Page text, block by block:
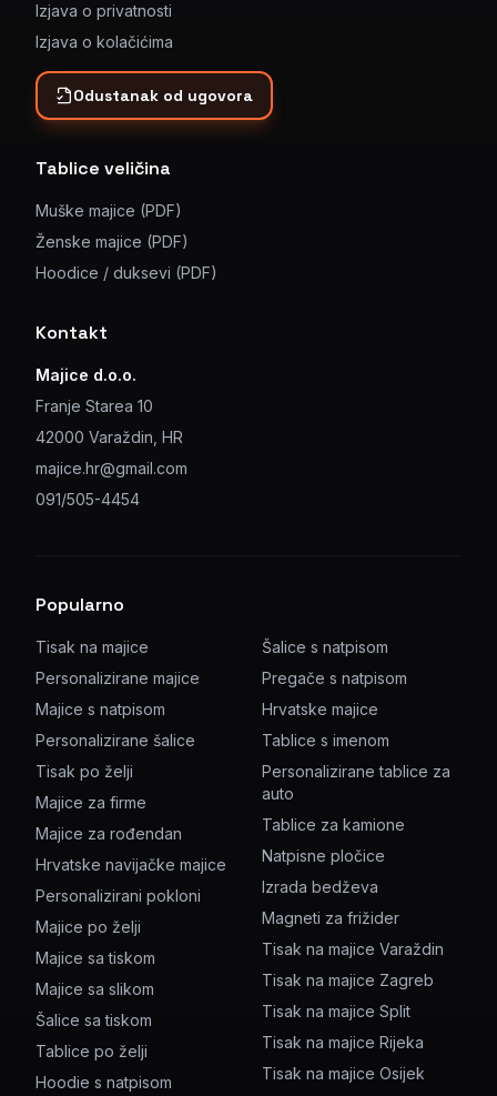
Izjava o privatnosti
Izjava o kolačićima
Odustanak od ugovora
Tablice veličina
Muške majice (PDF)
Ženske majice (PDF)
Hoodice / duksevi (PDF)
Kontakt
Majice d.o.o.
Franje Starea 10
42000 Varaždin, HR
majice.hr@gmail.com
091/505-4454
Popularno
Tisak na majice
Personalizirane majice
Majice s natpisom
Personalizirane šalice
Tisak po želji
Majice za firme
Majice za rođendan
Hrvatske navijačke majice
Personalizirani pokloni
Majice po želji
Majice sa tiskom
Majice sa slikom
Šalice sa tiskom
Tablice po želji
Hoodie s natpisom
Šalice s natpisom
Pregače s natpisom
Hrvatske majice
Tablice s imenom
Personalizirane tablice za
auto
Tablice za kamione
Natpisne pločice
Izrada bedževa
Magneti za frižider
Tisak na majice Varaždin
Tisak na majice Zagreb
Tisak na majice Split
Tisak na majice Rijeka
Tisak na majice Osijek